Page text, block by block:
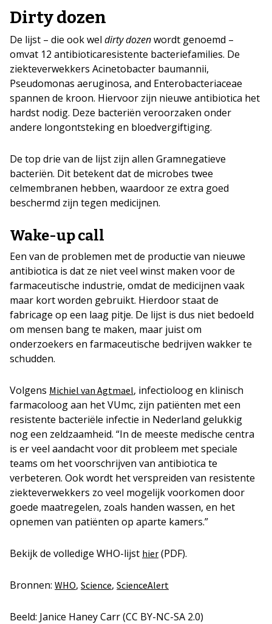
Dirty dozen
De lijst – die ook wel dirty dozenwordt genoemd –
omvat 12 antibioticaresistente bacteriefamilies. De
ziekteverwekkers Acinetobacter baumannii,
Pseudomonas aeruginosa, and Enterobacteriaceae
spannen de kroon. Hiervoor zijn nieuwe antibiotica het
hardst nodig. Deze bacteriën veroorzaken onder
andere longontsteking en bloedvergiftiging.
De top drie van de lijst zijn allen Gramnegatieve
bacteriën. Dit betekent dat de microbes twee
celmembranen hebben, waardoor ze extra goed
beschermd zijn tegen medicijnen.
Wake-up call
Een van de problemen met de productie van nieuwe
antibiotica is dat ze niet veel winst maken voor de
farmaceutische industrie, omdat de medicijnen vaak
maar kort worden gebruikt. Hierdoor staat de
fabricage op een laag pitje. De lijst is dus niet bedoeld
om mensen bang te maken, maar juist om
onderzoekers en farmaceutische bedrijven wakker te
schudden.
Volgens Michiel van Agtmael, infectioloog en klinisch
farmacoloog aan het VUmc, zijn patiënten met een
resistente bacteriële infectie in Nederland gelukkig
nog een zeldzaamheid. “In de meeste medische centra
is er veel aandacht voor dit probleem met speciale
teams om het voorschrijven van antibiotica te
verbeteren. Ook wordt het verspreiden van resistente
ziekteverwekkers zo veel mogelijk voorkomen door
goede maatregelen, zoals handen wassen, en het
opnemen van patiënten op aparte kamers.”
Bekijk de volledige WHO-lijst hier (PDF).
Bronnen: WHO, Science, ScienceAlert
Beeld: Janice Haney Carr (CC BY-NC-SA 2.0)